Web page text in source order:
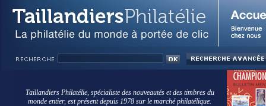
Taillandiers Philatélie, spécialiste des nouveautés et des timbres du
monde entier, est présent depuis 1978 sur le marché philatélique.